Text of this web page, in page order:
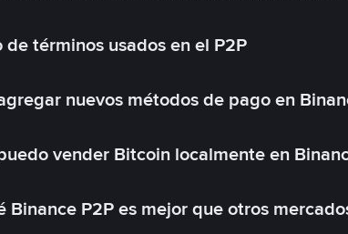
de términos usados en el P2P
nuevos métodos de pago en
vender Bitcoin localmente en
Binance P2P es mejor que otros